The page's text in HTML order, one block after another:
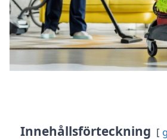
Innehållsförteckning